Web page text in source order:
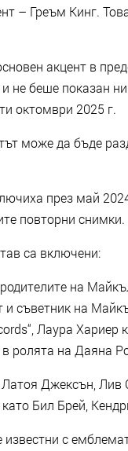
– Греъм Кинг.
акцент в
и не беше показан
октомври 2025 г.
може да бъде
през май
повторни снимки.
са включени:
на
и съветник на
Лаура
ролята на Даяна
Джексън,
Бил Брей,
с